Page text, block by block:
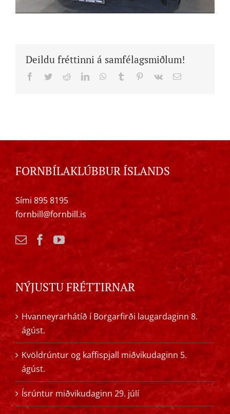
Deildu fréttinni á samfélagsmiðlum!
Facebook
TwitterRedditLinkedInWhatsApp
Tumblr Pinterest
Vk Email
FORNBÍLAKLÚBBUR ÍSLANDS
Sími 895 8195
fornbill@fornbill.is
NÝJUSTU FRÉTTIRNAR
Hvanneyrarhátíð í Borgarfirði laugardaginn 8.
ágúst.
Kvöldrúntur og kaffispjall miðvikudaginn 5.
ágúst.
Ísrúntur miðvikudaginn 29. júlí